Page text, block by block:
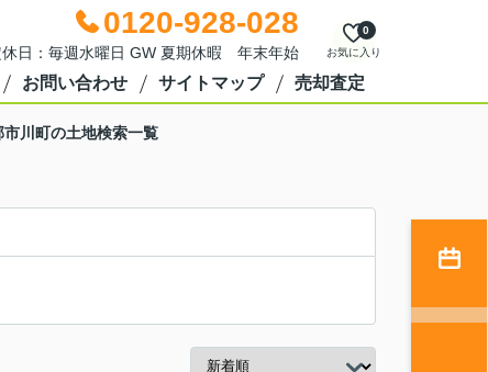
0120-928-028
日：毎週水曜日 GW 夏期休暇 年末年始 お気に入り
0
お問い合わせ サイトマップ 売却査定
市川町の土地検索一覧